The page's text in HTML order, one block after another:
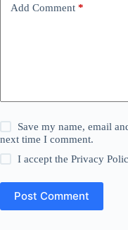
Add Comment *
Save my name, email
next time I comment.
I accept thePrivacy
Post Comment